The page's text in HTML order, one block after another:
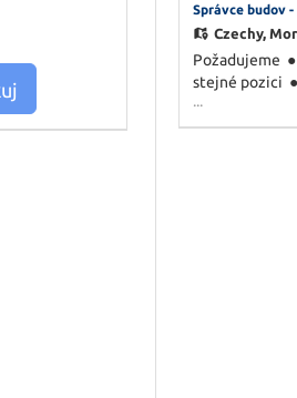
Kč) ● nástup
společnosti ●
docházkový
příspěvek na
Správce budov
Czechy,
Požadujeme ●
stejné pozici
vyhláška 50/
● flexibilita,
...